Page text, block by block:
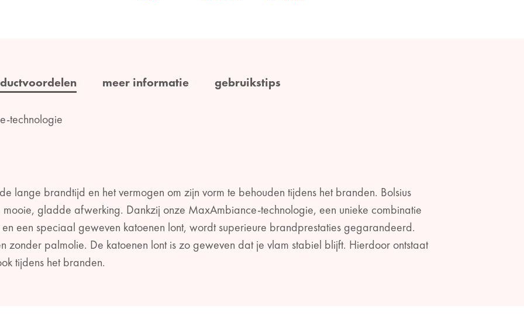
meer informatie gebruikstips
technologie
lange brandtijd en het vermogen om zijn vorm te behouden tijdens het branden. Bolsius
gladde afwerking. Dankzij onze MaxAmbiance-technologie, een unieke combinatie
een speciaal geweven katoenen lont, wordt superieure brandprestaties gegarandeerd.
zonder palmolie. De katoenen lont is zo geweven dat je vlam stabiel blijft. Hierdoor ontstaat
tijdens het branden.